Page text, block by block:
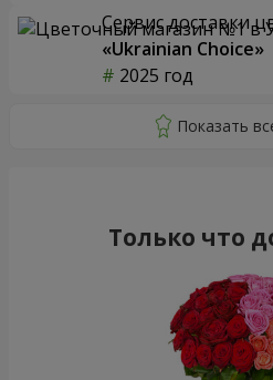
Сервис доставки
«Ukrainian Choice»
2025 год
Только что